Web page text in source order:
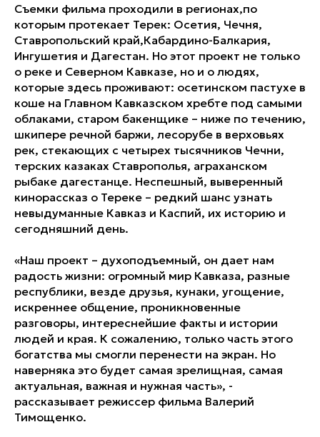
Съемки фильма проходили в регионах,по
которым протекает Терек: Осетия, Чечня,
Ставропольский край,Кабардино-Балкария,
Ингушетия и Дагестан. Но этот проект не только
о реке и Северном Кавказе, но и о людях,
которые здесь проживают: осетинском пастухе в
коше на Главном Кавказском хребте под самыми
облаками, старом бакенщике – ниже по течению,
шкипере речной баржи, лесорубе в верховьях
рек, стекающих с четырех тысячников Чечни,
терских казаках Ставрополья, аграханском
рыбаке дагестанце. Неспешный, выверенный
кинорассказ о Тереке – редкий шанс узнать
невыдуманные Кавказ и Каспий, их историю и
сегодняшний день.
«Наш проект – духоподъемный, он дает нам
радость жизни: огромный мир Кавказа, разные
республики, везде друзья, кунаки, угощение,
искреннее общение, проникновенные
разговоры, интереснейшие факты и истории
людей и края. К сожалению, только часть этого
богатства мы смогли перенести на экран. Но
наверняка это будет самая зрелищная, самая
актуальная, важная и нужная часть», -
рассказывает режиссер фильма Валерий
Тимощенко.